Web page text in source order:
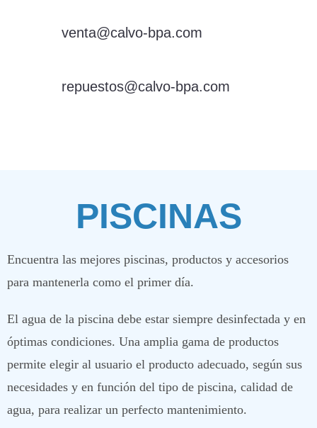
venta@calvo-bpa.com
repuestos@calvo-bpa.com
PISCINAS
Encuentra las mejores piscinas, productos y accesorios
para mantenerla como el primer día.
El agua de la piscina debe estar siempre desinfectada y en
óptimas condiciones. Una amplia gama de productos
permite elegir al usuario el producto adecuado, según sus
necesidades y en función del tipo de piscina, calidad de
agua, para realizar un perfecto mantenimiento.